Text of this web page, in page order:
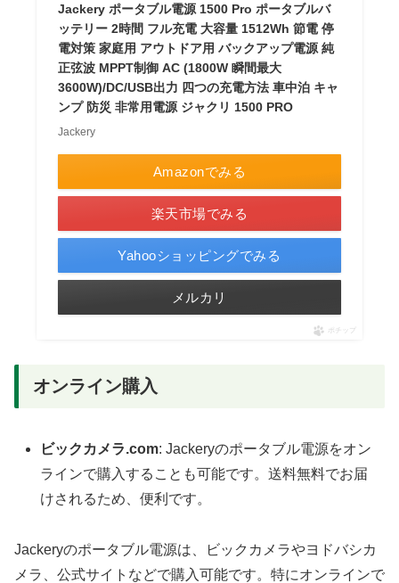
Jackery ポータブル電源 1500 Pro ポータブルバ
ッテリー 2時間 フル充電 大容量 1512Wh 節電 停
電対策 家庭用 アウトドア用 バックアップ電源 純
正弦波 MPPT制御 AC (1800W 瞬間最大
3600W)/DC/USB出力 四つの充電方法 車中泊 キャ
ンプ 防災 非常用電源 ジャクリ 1500 PRO
Jackery
Amazonでみる
楽天市場でみる
Yahooショッピングでみる
メルカリ
ポチップ
オンライン購入
ビックカメラ.com: Jackeryのポータブル電源をオン
ラインで購入することも可能です。送料無料でお届
けされるため、便利です。
Jackeryのポータブル電源は、ビックカメラやヨドバシカ
メラ、公式サイトなどで購入可能です。特にオンラインで